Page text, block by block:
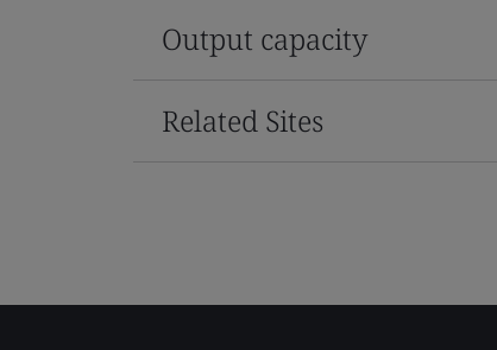
Output capacity
Related Sites